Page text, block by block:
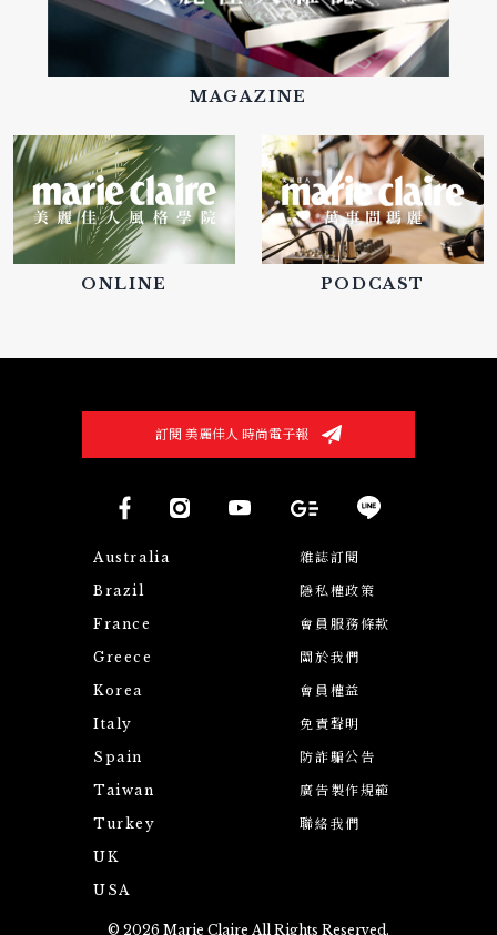
MAGAZINE
ONLINE PODCAST
Australia
Brazil
France
Greece
Korea
Italy
Spain
Taiwan
Turkey
UK
USA
訂閱 美麗佳人 時尚電子報
© 2026 Marie Claire All Rights Reserved.
雜誌訂閱
隱私權政策
會員服務條款
關於我們
會員權益
免責聲明
防詐騙公告
廣告製作規範
聯絡我們